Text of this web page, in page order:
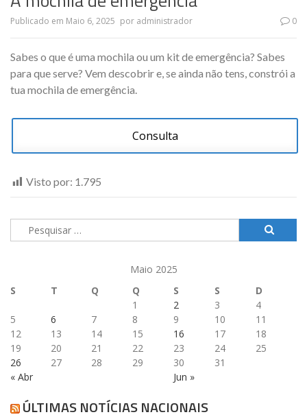
Publicado em Maio 6, 2025 por administrador 0
Sabes o que é uma mochila ou um kit de emergência? Sabes
para que serve? Vem descobrir e, se ainda não tens, constrói a
tua mochila de emergência.
Consulta
Visto por: 1.795
Pesquisar
por:
Maio 2025
S
T Q Q S S D
« Abr Jun »
1 2 3
4
5
6 7 8 9 10
11
12
13 14 15 16 17
18
19
20 21 22 23 24
25
26
27 28 29 30 31
ÚLTIMAS NOTÍCIAS NACIONAIS